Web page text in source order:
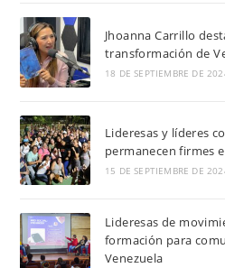
Jhoanna Carrillo
transformación de
18 DE SEPTIEMBRE DE
Lideresas y líderes
permanecen firmes
15 DE SEPTIEMBRE DE
Lideresas de
formación para
Venezuela